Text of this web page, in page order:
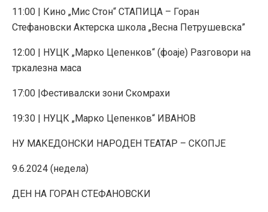
11:00 | Кино „Мис Стон“ СТАПИЦА – Горан
Стефановски Актерска школа „Весна Петрушевска”
12:00 | НУЦК „Марко Цепенков“ (фоаје) Разговори на
тркалезна маса
17:00 |Фестивалски зони Скомрахи
19:30 | НУЦК „Марко Цепенков“ ИВАНОВ
НУ МАКЕДОНСКИ НАРОДЕН ТЕАТАР – СКОПЈЕ
9.6.2024 (недела)
ДЕН НА ГОРАН СТЕФАНОВСКИ